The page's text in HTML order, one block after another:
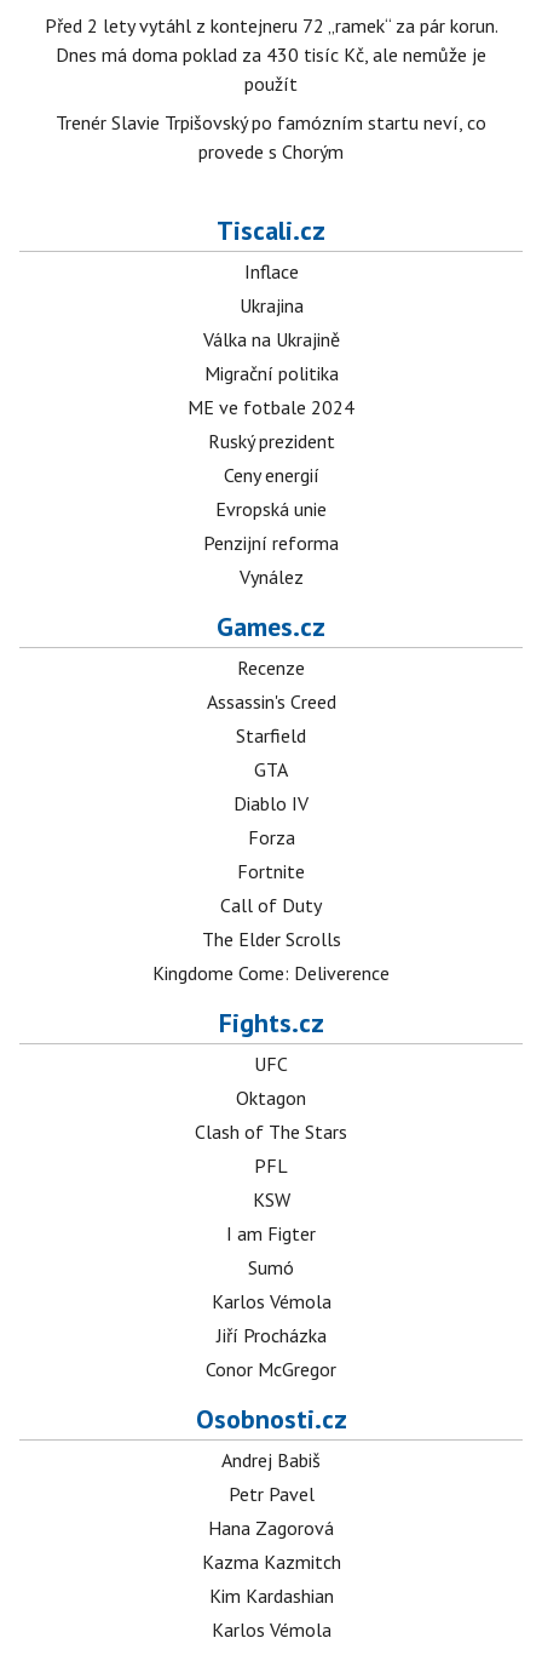
Před 2 lety vytáhl z kontejneru 72 „ramek“ za pár korun.
Dnes má doma poklad za 430 tisíc Kč, ale nemůže je
použít
Trenér Slavie Trpišovský po famózním startu neví, co
provede s Chorým
Tiscali.cz
Inflace
Ukrajina
Válka na Ukrajině
Migrační politika
ME ve fotbale 2024
Ruský prezident
Ceny energií
Evropská unie
Penzijní reforma
Vynález
Games.cz
Recenze
Assassin's Creed
Starfield
GTA
Diablo IV
Forza
Fortnite
Call of Duty
The Elder Scrolls
Kingdome Come: Deliverence
Fights.cz
UFC
Oktagon
Clash of The Stars
PFL
KSW
I am Figter
Sumó
Karlos Vémola
Jiří Procházka
Conor McGregor
Osobnosti.cz
Andrej Babiš
Petr Pavel
Hana Zagorová
Kazma Kazmitch
Kim Kardashian
Karlos Vémola